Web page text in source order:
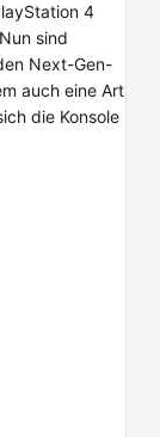
4
sind
Next-Gen-
auch eine Art
die Konsole